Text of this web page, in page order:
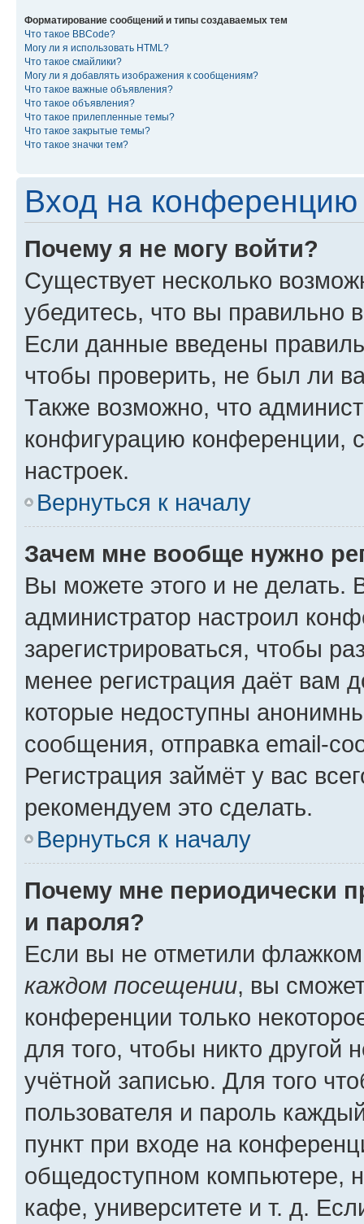
Форматирование сообщений и типы создаваемых тем
Что такое BBCode?
Могу ли я использовать HTML?
Что такое смайлики?
Могу ли я добавлять изображения к сообщениям?
Что такое важные объявления?
Что такое объявления?
Что такое прилепленные темы?
Что такое закрытые темы?
Что такое значки тем?
Вход на конференцию
Почему я не могу войти?
Существует несколько
убедитесь, что вы правильно
Если данные введены
чтобы проверить, не был ли
Также возможно, что
конфигурацию конференции,
настроек.
Вернуться к началу
Зачем мне вообще нужно
Вы можете этого и не делать.
администратор настроил
зарегистрироваться, чтобы
менее регистрация даёт вам
которые недоступны
сообщения, отправка email-
Регистрация займёт у вас
рекомендуем это сделать.
Вернуться к началу
Почему мне периодически
и пароля?
Если вы не отметили
каждом посещении, вы
конференции только
для того, чтобы никто другой
учётной записью. Для того
пользователя и пароль
пункт при входе на
общедоступном компьютере,
кафе, университете и т. д.